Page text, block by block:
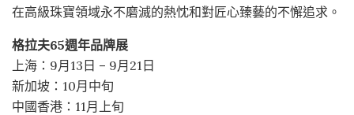
在高級珠寶領域永不磨滅的熱忱和對匠心臻藝的不懈追求。
格拉夫65週年品牌展
上海：9月13日 – 9月21日
新加坡：10月中旬
中國香港：11月上旬